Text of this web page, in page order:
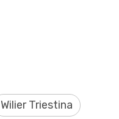
Wilier Triestina